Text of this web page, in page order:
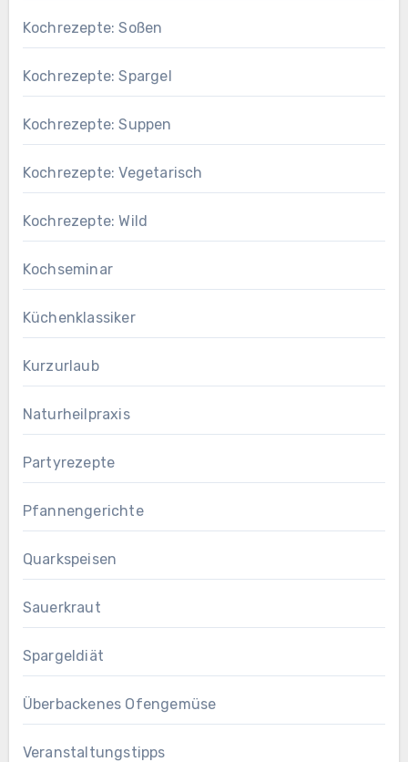
Kochrezepte: Soßen
Kochrezepte: Spargel
Kochrezepte: Suppen
Kochrezepte: Vegetarisch
Kochrezepte: Wild
Kochseminar
Küchenklassiker
Kurzurlaub
Naturheilpraxis
Partyrezepte
Pfannengerichte
Quarkspeisen
Sauerkraut
Spargeldiät
Überbackenes Ofengemüse
Veranstaltungstipps